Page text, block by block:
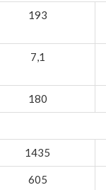
193
7,1
180
1435
605